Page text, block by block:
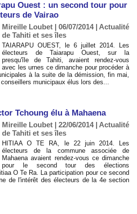
Ouest : un second tour pour
de Vairao
Mireille Loubet | 06/07/2014| Actualité
de Tahiti et ses îles
TAIARAPU OUEST, le 6 juillet 2014. Les
électeurs de Taiarapu Ouest, sur la
presqu'île de Tahiti, avaient rendez-vous
avec les urnes ce dimanche pour procéder à
à la suite de la démission, fin mai,
municipaux élus lors des...
Tchoung élu à Mahaena
Mireille Loubet | 22/06/2014| Actualité
de Tahiti et ses îles
HITIAA O TE RA, le 22 juin 2014. Les
électeurs de la commune associée de
Mahaena avaient rendez-vous ce dimanche
pour le second tour des élections
O Te Ra. La participation pour ce second
de l'intérêt des électeurs de la 4e section